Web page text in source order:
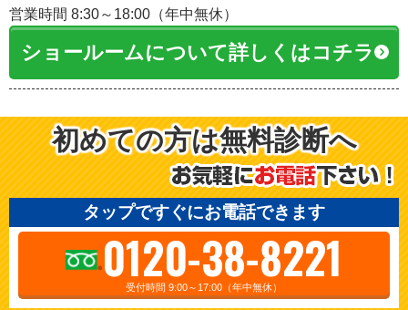
営業時間 8:30～18:00（年中無休）
ショールームについて詳しくはコチラ
初めての方は無料診断へ
タップですぐにお電話できます
0120-38-8221
受付時間 9:00～17:00（年中無休）